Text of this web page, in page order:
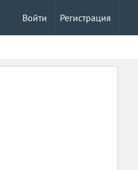
Регистрация
Войти